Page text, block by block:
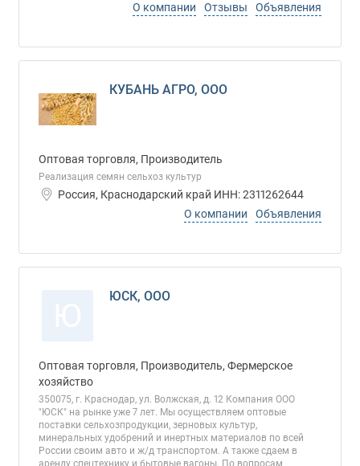
О компании
Отзывы Объявления
КУБАНЬ АГРО, ООО
Оптовая торговля, Производитель
Реализация семян сельхоз культур
Россия, Краснодарский край ИНН: 2311262644
О компании
Объявления
ЮСК, ООО
Оптовая торговля, Производитель, Фермерское
хозяйство
350075, г. Краснодар, ул. Волжская, д. 12 Компания ООО
"ЮСК" на рынке уже 7 лет. Мы осуществляем оптовые
поставки сельхозпродукции, зерновых культур,
минеральных удобрений и инертных материалов по всей
России своим авто и ж/д транспортом. А также сдаем в
аренду спецтехнику и бытовые вагоны. По вопросам